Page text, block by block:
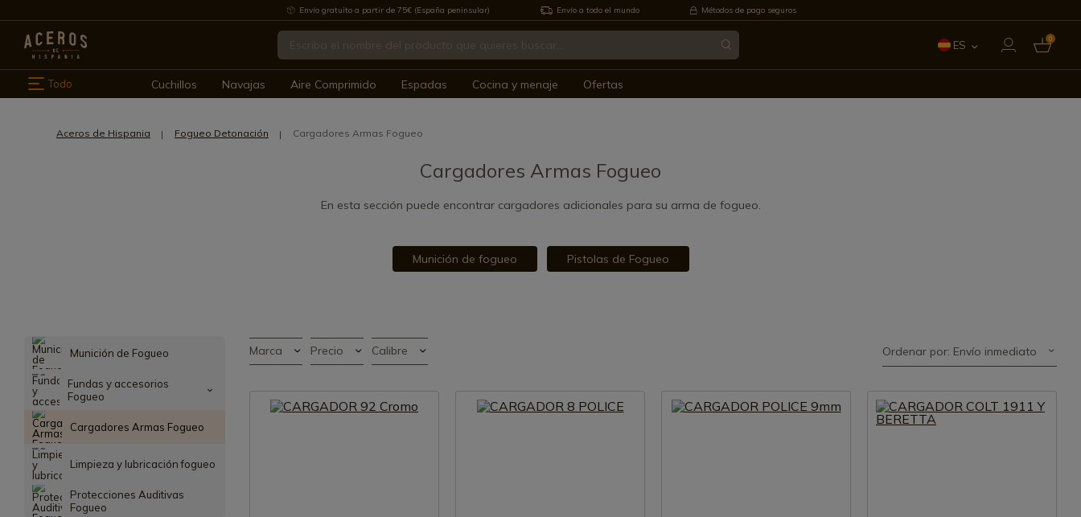
Envío gratuito a partir de 75€ (España peninsular) Envío a todo el mundo Métodos de pago seguros
ES 0
Todo Cuchillos Navajas Aire Comprimido Espadas Cocina y menaje Ofertas
Aceros de Hispania Fogueo Detonación Cargadores Armas Fogueo
Cargadores Armas Fogueo
En esta sección puede encontrar cargadores adicionales para su arma de fogueo.
Munición de fogueo Pistolas de Fogueo
Munición de Fogueo
Fundas y accesorios
Fogueo
Cargadores Armas Fogueo
Limpieza y lubricación fogueo
Protecciones Auditivas
Fogueo
Marca Precio Calibre Ordenar por: Envío inmediato